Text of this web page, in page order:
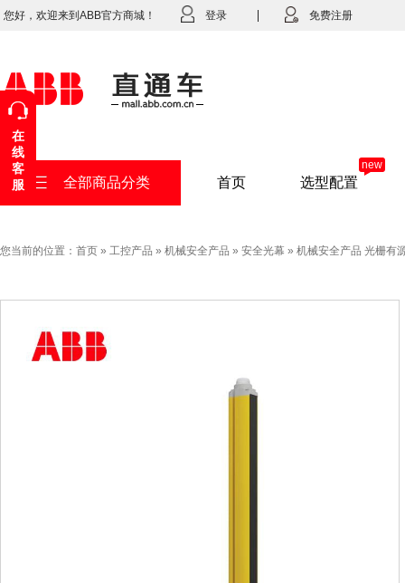
您好，欢迎来到ABB官方商城！ 登录 免费注册
全部商品分类 首页 选型配置
new
您当前的位置： 首页 » 工控产品 » 机械安全产品 » 安全光幕 » 机械安全产品 光栅有
在
线
客
服